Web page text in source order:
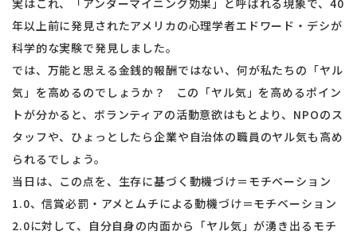
実はこれ、「アンダーマイニング効果」と呼ばれる現象で、40
年以上前に発見されたアメリカの心理学者エドワード・デシが
科学的な実験で発見しました。
では、万能と思える金銭的報酬ではない、何が私たちの「ヤル
気」を高めるのでしょうか？ この「ヤル気」を高めるポイン
トが分かると、ボランティアの活動意欲はもとより、NPOのス
タッフや、ひょっとしたら企業や自治体の職員のヤル気も高め
られるでしょう。
当日は、この点を、生存に基づく動機づけ＝モチベーション
1.0、信賞必罰・アメとムチによる動機づけ＝モチベーション
2.0に対して、自分自身の内面から「ヤル気」が湧き出るモチ